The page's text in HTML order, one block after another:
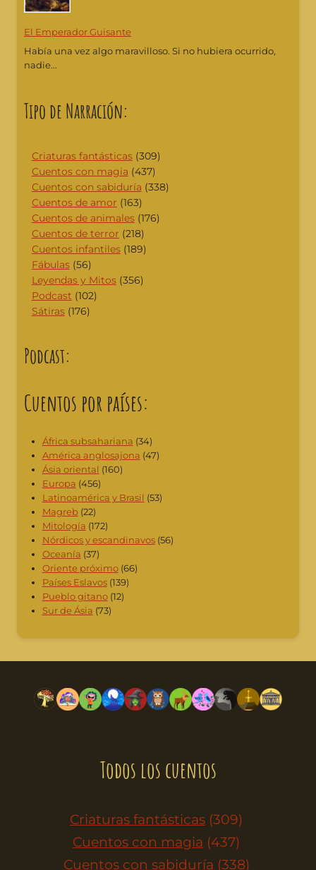
El Emperador Guisante
Había una vez algo maravilloso. Si no hubiera ocurrido,
nadie...
Tipo de Narración:
Criaturas fantásticas(309)
Cuentos con magia (437)
Cuentos con sabiduría (338)
Cuentos de amor (163)
Cuentos de animales(176)
Cuentos de terror (218)
Cuentos infantiles(189)
Fábulas(56)
Leyendas y Mitos(356)
Podcast (102)
Sátiras(176)
Podcast:
Cuentos por países:
África subsahariana (34)
América anglosajona (47)
Ásia oriental (160)
Europa (456)
Latinoamérica y Brasil (53)
Magreb (22)
Mitología (172)
Nórdicos y escandinavos(56)
Oceanía (37)
Oriente próximo(66)
Países Eslavos(139)
Pueblo gitano(12)
Sur de Ásia (73)
Todos los cuentos
Criaturas fantásticas (309)
Cuentos con magia (437)
Cuentos con sabiduría (338)